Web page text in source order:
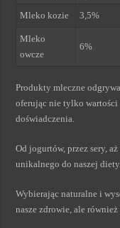
Mleko kozie 3,5%
Mleko
owcze
6%
Produkty mleczne
oferując nie tylko wartości
doświadczenia.
Od jogurtów, przez sery,
unikalnego do naszej
Wybierając naturalne i
nasze zdrowie, ale